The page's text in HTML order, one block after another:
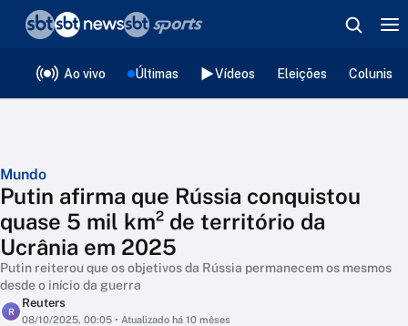
Ao vivo Últimas Vídeos Eleições
Mundo
Putin afirma que Rússia conquistou
quase 5 mil km² de território da
Ucrânia em 2025
Putin reiterou que os objetivos da Rússia permanecem os mesmos
desde o início da guerra
R
Reuters
08/10/2025, 00:05 • Atualizado há 10 mêses
❮voltar
Editorias